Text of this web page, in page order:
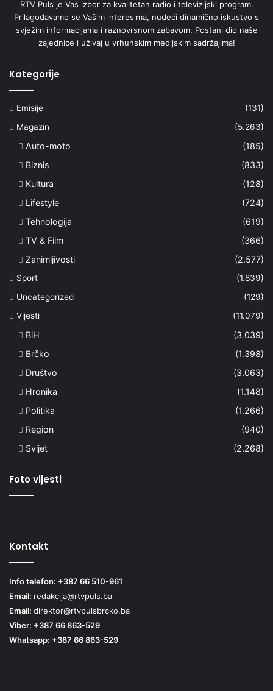
RTV Puls je Vaš izbor za kvalitetan radio i televizijski program.
Prilagođavamo se Vašim interesima, nudeći dinamično iskustvo s
svježim informacijama i raznovrsnom zabavom. Postani dio naše
zajednice i uživaj u vrhunskim medijskim sadržajima!
Kategorije
Emisije
(131)
Magazin
(5.263)
Auto-moto
(185)
Biznis
(833)
Kultura
(128)
Lifestyle
(724)
Tehnologija
(619)
TV & Film
(366)
Zanimljivosti
(2.577)
Sport
(1.839)
Uncategorized
(129)
Vijesti
(11.079)
BiH
(3.039)
Brčko
(1.398)
Društvo
(3.063)
Hronika
(1.148)
Politika
(1.266)
Region
(940)
Svijet
(2.268)
Foto vijesti
Kontakt
Info telefon: +387 66 510-961
Email: redakcija@rtvpuls.ba
Email: direktor@rtvpulsbrcko.ba
Viber: +387 66 863-529
Whatsapp: +387 66 863-529